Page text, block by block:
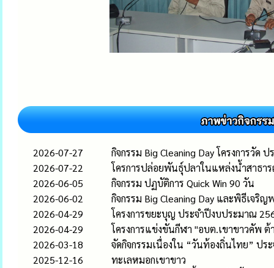
2026-07-27
กิจกรรม Big Cleaning Day โครงการวัด
2026-07-22
โครการปล่อยพันธุ์ปลาในแหล่งน้ำสาธา
2026-06-05
กิจกรรม ปฏบัติการ Quick Win 90 วัน
2026-06-02
กิจกรรม Big Cleaning Day และพิธีเจริ
2026-04-29
โครงการขยะบุญ ประจำปีงบประมาณ
2026-04-29
โครงการแข่งขันกีฬา "อบต.เขาขาวคัพ
2026-03-18
จัดกิจกรรมเนื่องใน “วันท้องถิ่นไทย” ปร
2025-12-16
ทะเลหมอกเขาขาว